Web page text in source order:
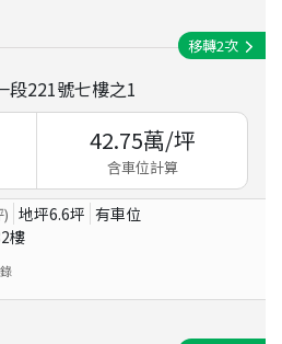
段221號七樓之1
移轉2次
42.75萬/坪
含車位計算
) 地坪6.6坪 有車位
樓